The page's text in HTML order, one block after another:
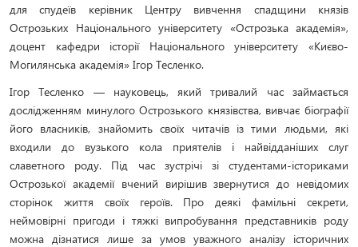
для спудеїв керівник Центру вивчення спадщини князів
Острозьких Національного університету «Острозька академія»,
доцент кафедри історії Національного університету «Києво-
Могилянська академія» Ігор Тесленко.
Ігор Тесленко — науковець, який тривалий час займається
дослідженням минулого Острозького князівства, вивчає біографії
його власників, знайомить своїх читачів із тими людьми, які
входили до вузького кола приятелів і найвідданіших слуг
славетного роду. Під час зустрічі зі студентами-істориками
Острозької академії вчений вирішив звернутися до невідомих
сторінок життя своїх героїв. Про деякі фамільні секрети,
неймовірні пригоди і тяжкі випробування представників роду
можна дізнатися лише за умов уважного аналізу історичних